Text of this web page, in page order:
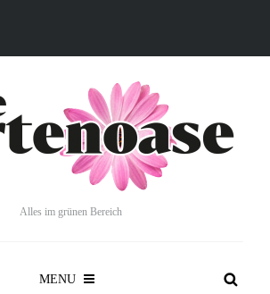
Alles im grünen Bereich
MENU